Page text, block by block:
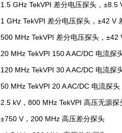
1.5 GHz TekVPI 差分电压探头，±8.5
1 GHz TekVPI 差分电压探头，±42 V
500 MHz TekVPI 差分电压探头，±42
20 MHz TekVPI 150 A AC/DC 电流探
120 MHz TekVPI 30 A AC/DC 电流探
50 MHz TekVPI 20 A AC/DC 电流探头
2.5 kV，800 MHz TekVPI 高压无源探
±750 V，200 MHz 高压差分探头